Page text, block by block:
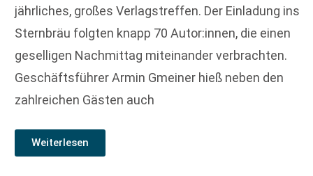
jährliches, großes Verlagstreffen. Der Einladung ins
Sternbräu folgten knapp 70 Autor:innen, die einen
geselligen Nachmittag miteinander verbrachten.
Geschäftsführer Armin Gmeiner hieß neben den
zahlreichen Gästen auch
Weiterlesen